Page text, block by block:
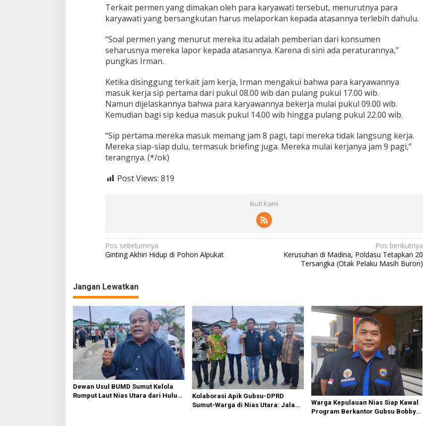
Terkait permen yang dimakan oleh para karyawati tersebut, menurutnya para
karyawati yang bersangkutan harus melaporkan kepada atasannya terlebih dahulu.
“Soal permen yang menurut mereka itu adalah pemberian dari konsumen
seharusnya mereka lapor kepada atasannya. Karena di sini ada peraturannya,”
pungkas Irman.
Ketika disinggung terkait jam kerja, Irman mengakui bahwa para karyawannya
masuk kerja sip pertama dari pukul 08.00 wib dan pulang pukul 17.00 wib.
Namun dijelaskannya bahwa para karyawannya bekerja mulai pukul 09.00 wib.
Kemudian bagi sip kedua masuk pukul 14.00 wib hingga pulang pukul 22.00 wib.
“Sip pertama mereka masuk memang jam 8 pagi, tapi mereka tidak langsung kerja.
Mereka siap-siap dulu, termasuk briefing juga. Mereka mulai kerjanya jam 9 pagi,”
terangnya. (*/ok)
Post Views: 819
Ikuti Kami
N
a
i
g
a
s
i
p
o
s
Pos sebelumnya
Ginting Akhiri Hidup di Pohon Alpukat
Pos berikutnya
Kerusuhan di Madina, Poldasu Tetapkan 20
Tersangka (Otak Pelaku Masih Buron)
Jangan Lewatkan
Dewan Usul BUMD Sumut Kelola
Rumput Laut Nias Utara dari Hulu
Kolaborasi Apik Gubsu-DPRD
Sumut-Warga di Nias Utara: Jalan
Warga Kepulauan Nias Siap Kawal
Program Berkantor Gubsu Bobby